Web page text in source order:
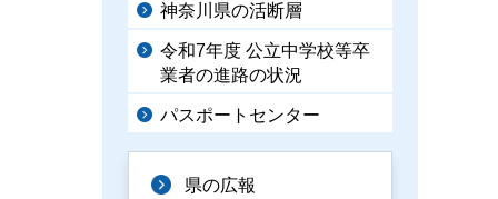
神奈川県の活断層
令和7年度 公立中学校等卒
業者の進路の状況
パスポートセンター
県の広報